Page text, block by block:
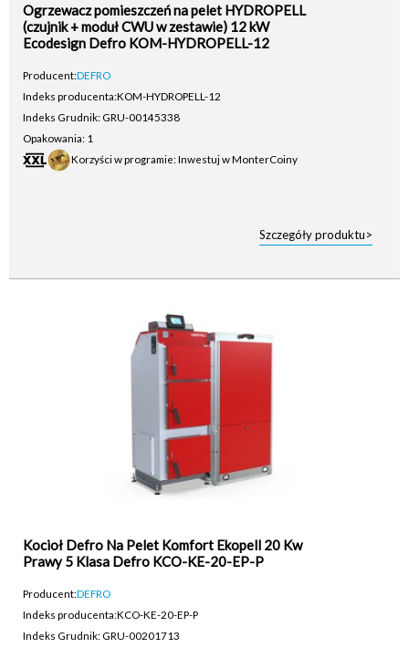
Ogrzewacz pomieszczeń na pelet HYDROPELL
(czujnik + moduł CWU w zestawie) 12 kW
Ecodesign Defro KOM-HYDROPELL-12
Producent:DEFRO
Indeks producenta:KOM-HYDROPELL-12
Indeks Grudnik: GRU-00145338
Opakowania: 1
Korzyści w programie: Inwestuj w MonterCoiny
Szczegóły produktu>
Kocioł Defro Na Pelet Komfort Ekopell 20 Kw
Prawy 5 Klasa Defro KCO-KE-20-EP-P
Producent:DEFRO
Indeks producenta:KCO-KE-20-EP-P
Indeks Grudnik: GRU-00201713